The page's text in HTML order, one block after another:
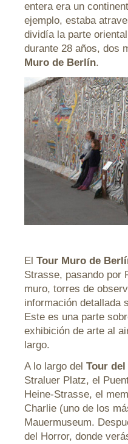
entera era un
ejemplo, estaba
dividía la parte
durante 28 años, dos
Muro de Berlín.
El Tour Muro de
Strasse, pasando por
muro, torres de
información detallada
Este es una parte
exhibición de arte al
largo.
A lo largo del Tour
Straluer Platz, el
Heine-Strasse, el
Charlie (uno de los
Mauermuseum.
del Horror, donde